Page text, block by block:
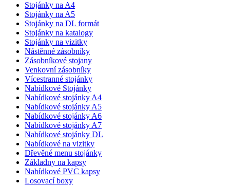
Stojánky na A4
Stojánky na A5
Stojánky na DL formát
Stojánky na katalogy
Stojánky na vizitky
Nástěnné zásobníky
Zásobníkové stojany
Venkovní zásobníky
Vícestranné stojánky
Nabídkové Stojánky
Nabídkové stojánky A4
Nabídkové stojánky A5
Nabídkové stojánky A6
Nabídkové stojánky A7
Nabídkové stojánky DL
Nabídkové na vizitky
Dřevěné menu stojánky
Základny na kapsy
Nabídkové PVC kapsy
Losovací boxy